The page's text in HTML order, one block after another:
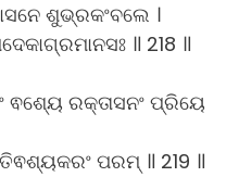
ଶୁଭ୍ରକଂବଲେ ।
॥ 218 ॥
ଵଶ୍ୟେ ରକ୍ତାସନଂ ପ୍ରିୟେ
ପରମ୍ ॥ 219 ॥